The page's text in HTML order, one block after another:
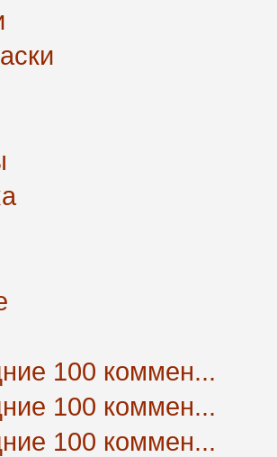
100 коммен...
100 коммен...
100 коммен...